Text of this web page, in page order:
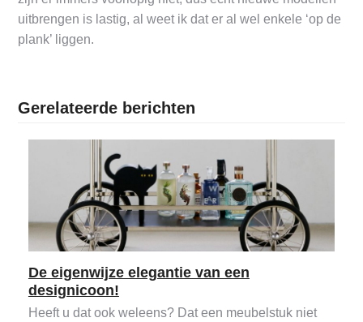
uitbrengen is lastig, al weet ik dat er al wel enkele ‘op de
plank’ liggen.
Gerelateerde berichten
De eigenwijze elegantie van een
designicoon!
Heeft u dat ook weleens? Dat een meubelstuk niet